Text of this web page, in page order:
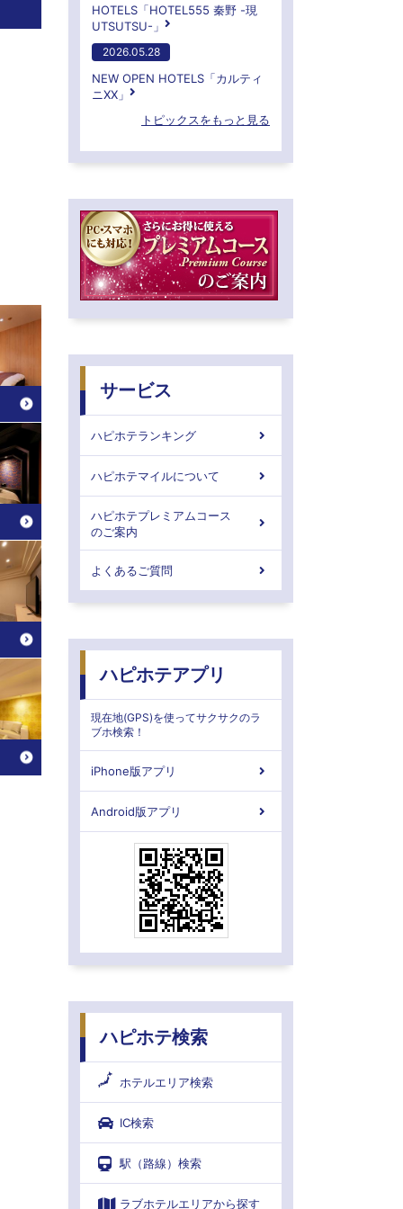
HOTELS「HOTEL555 秦野 -現
UTSUTSU-」
2026.05.28
NEW OPEN HOTELS「カルティ
ニXX」
トピックスをもっと見る
サービス
ハピホテランキング
ハピホテマイルについて
ハピホテプレミアムコース
のご案内
よくあるご質問
ハピホテアプリ
現在地(GPS)を使ってサクサクのラ
ブホ検索！
iPhone版アプリ
Android版アプリ
ハピホテ検索
ホテルエリア検索
IC検索
駅（路線）検索
ラブホテルエリアから探す